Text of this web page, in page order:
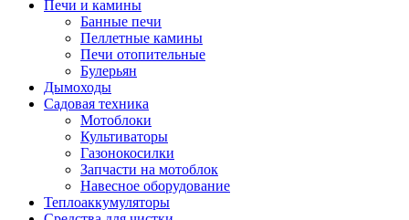
Печи и камины
Банные печи
Пеллетные камины
Печи отопительные
Булерьян
Дымоходы
Садовая техника
Мотоблоки
Культиваторы
Газонокосилки
Запчасти на мотоблок
Навесное оборудование
Теплоаккумуляторы